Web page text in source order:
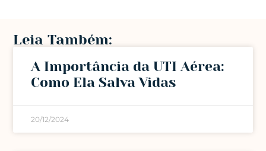
Leia Também:
A Importância da UTI Aérea:
Como Ela Salva Vidas
20/12/2024